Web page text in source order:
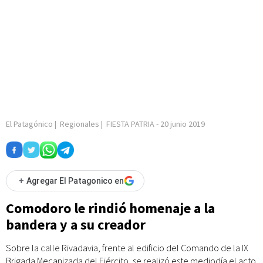
El Patagónico | Regionales | FIESTA PATRIA- 20 junio 2019
+ Agregar El Patagonico en
Comodoro le rindió homenaje a la
bandera y a su creador
Sobre la calle Rivadavia, frente al edificio del Comando de la IX
Brigada Mecanizada del Ejército, se realizó este mediodía el acto